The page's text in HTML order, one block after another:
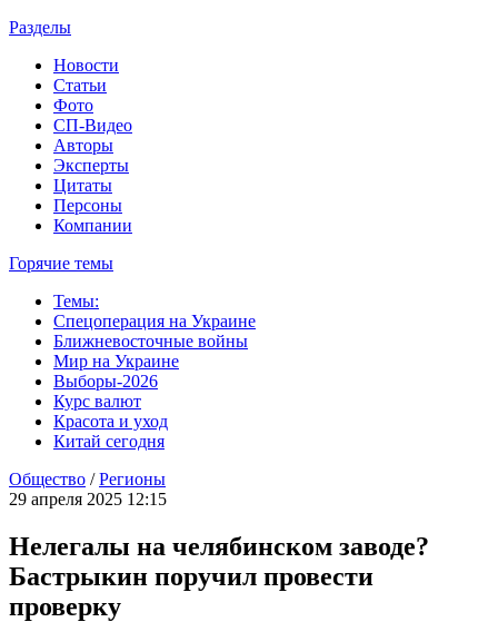
Разделы
Новости
Статьи
Фото
СП-Видео
Авторы
Эксперты
Цитаты
Персоны
Компании
Горячие темы
Темы:
Спецоперация на Украине
Ближневосточные войны
Мир на Украине
Выборы-2026
Курс валют
Красота и уход
Китай сегодня
Общество /Регионы
29 апреля 2025 12:15
Нелегалы на челябинском заводе?
Бастрыкин поручил провести
проверку